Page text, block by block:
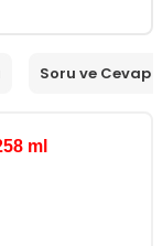
Soru ve Cevap
ml